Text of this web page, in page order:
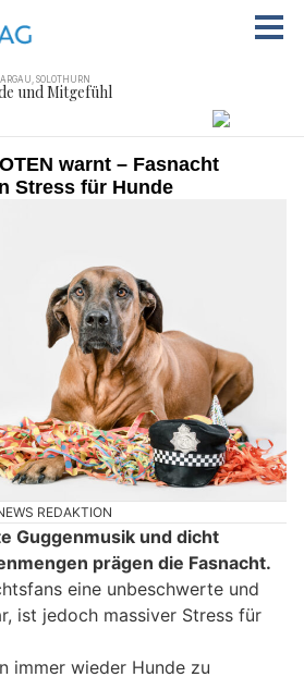
warnt – Fasnacht
Stress für Hunde
REDAKTION
Guggenmusik und dicht
prägen die Fasnacht.
eine unbeschwerte und
ist jedoch massiver Stress für
immer wieder Hunde zu